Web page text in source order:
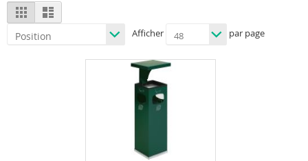
View
as
Grid List
Afficher par page